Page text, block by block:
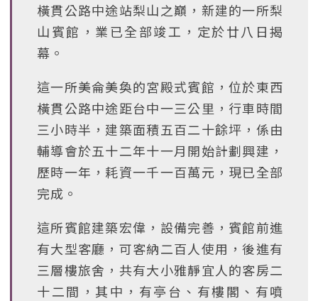
橫貫公路中途站梨山之巔，新建的一所梨
山賓館，業已全部竣工，定於廿八日揭
幕。
這一所美侖美奐的宮殿式賓館，位於東西
橫貫公路中途距台中一三公里，行車時間
三小時半，建築面積五百二十餘坪，係由
輔導會於五十二年十一月開始計劃興建，
歷時一年，耗資一千一百萬元，現已全部
完成。
這所賓館建築宏偉，設備完善，賓館前進
有大型客廳，可客納二百人使用，後進有
三層樓旅舍，共有大小雅靜宜人的客房二
十二間，其中，有亭台、有樓閣、有噴